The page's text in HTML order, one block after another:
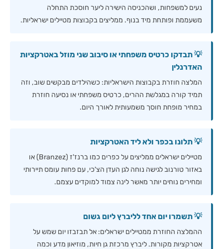
נעים למשפחות, ושהכניסה הישירה ליער חוסכת התחלה
משעממת ופותחת מיד בנוף. ממליצים בקבוצות מטיילים ישראליות.
💡 תבדקו כרטיס משפחתי או סיבוב שני מוזל באטרקציות
האדרנלין
המלצה חוזרת בקבוצות הישראליות: כשהילדים מבקשים שוב, וזה
תמיד קורה במגלשת ההרים, כרטיס משפחתי או נסיעה חוזרת
במחיר מופחת חוסך משמעותית לאורך היום.
💡 תלונו בכפר ולא ליד האטרקציות
מטיילים ישראלים ממליצים על כפרים כמו ברנז'ז (Branzez) או
באזור טורנוב לגישה נוחה לגן העדן הצ'כי, עם פחות עומס תיירותי
ומחירים נוחים יותר מאשר לינה צמוד למוקדים עצמם.
💡 תשמרו יום אחד לליברץ ליום גשום
ההמלצה החוזרת ממטיילים ישראלים: אל תבזבזו יום שמש על
אטרקציות מקורות. ליברץ מרכזת גן חיות, מוזיאון מדע וכמה